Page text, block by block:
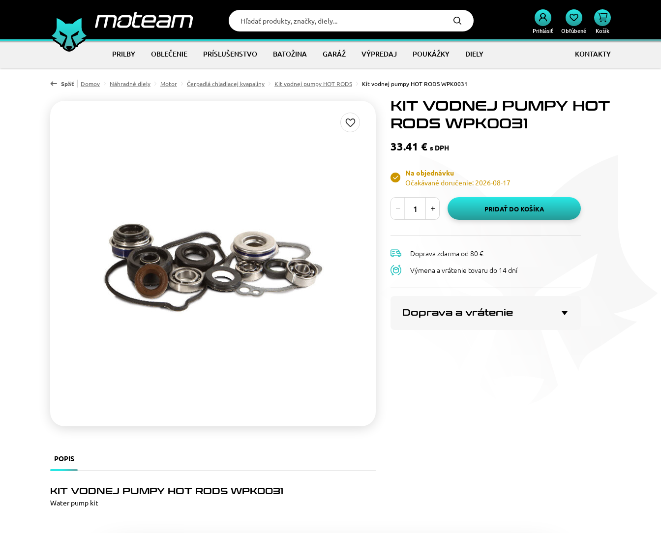
Prihlásiť Obľúbené Košík
PRILBY OBLEČENIE PRÍSLUŠENSTVO BATOŽINA GARÁŽ VÝPREDAJ POUKÁŽKY DIELY KONTAKTY
Späť Domov Náhradné diely Motor Čerpadlá chladiacej kvapaliny Kit vodnej pumpy HOT RODS Kit vodnej pumpy HOT RODS WPK0031
KIT VODNEJ PUMPY HOT
RODS WPK0031
33.41 € s DPH
Na objednávku
Očakávané doručenie: 2026-08-17
PRIDAŤ DO KOŠÍKA
Doprava zdarma od 80 €
Výmena a vrátenie tovaru do 14 dní
Doprava a vrátenie
POPIS
KIT VODNEJ PUMPY HOT RODS WPK0031
Water pump kit